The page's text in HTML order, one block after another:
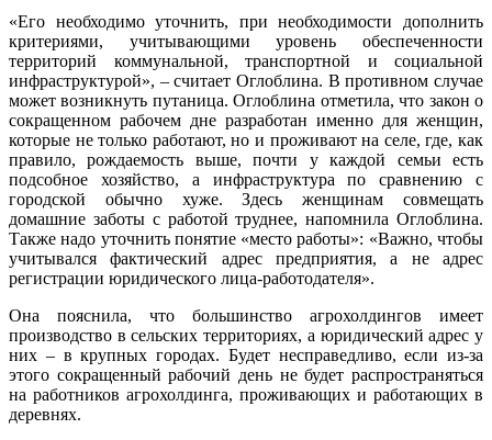
«Его необходимо уточнить, при необходимости дополнить
критериями, учитывающими уровень обеспеченности
территорий коммунальной, транспортной и социальной
инфраструктурой», – считает Оглоблина. В противном случае
может возникнуть путаница. Оглоблина отметила, что закон о
сокращенном рабочем дне разработан именно для женщин,
которые не только работают, но и проживают на селе, где, как
правило, рождаемость выше, почти у каждой семьи есть
подсобное хозяйство, а инфраструктура по сравнению с
городской обычно хуже. Здесь женщинам совмещать
домашние заботы с работой труднее, напомнила Оглоблина.
Также надо уточнить понятие «место работы»: «Важно, чтобы
учитывался фактический адрес предприятия, а не адрес
регистрации юридического лица-работодателя».
Она пояснила, что большинство агрохолдингов имеет
производство в сельских территориях, а юридический адрес у
них – в крупных городах. Будет несправедливо, если из-за
этого сокращенный рабочий день не будет распространяться
на работников агрохолдинга, проживающих и работающих в
деревнях.